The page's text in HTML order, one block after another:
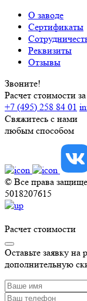
О заводе
Сертификаты
Реквизиты
Отзывы
Звоните!
Расчет стоимости
+7 (495) 258 84 01
Свяжитесь с нами
любым способом
© Все права
5018207615
Расчет стоимости
Оставьте заявку на
дополнительную